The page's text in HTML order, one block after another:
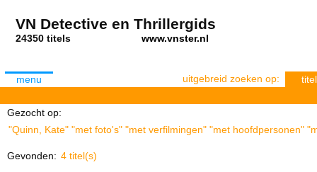
VN Detective en Thrillergids
24350 titels www.vnster.nl
menu uitgebreid zoeken op: titel
Gezocht op:
"Quinn, Kate" "met foto's" "met verfilmingen" "met hoofdpersonen"
Gevonden: 4 titel(s)